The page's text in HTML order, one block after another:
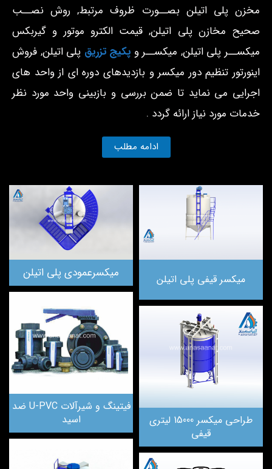
مخزن پلی اتیلن بصــورت ظروف مرتبط, روش نصــب
صحیح مخازن پلی اتیلن, قیمت الکترو موتور و گیربکس
میکســر پلی اتیلن, میکســر و پکیج تزریق پلی اتیلن, فروش
اینورتور تنظیم دور میکسر و بازديدهای دوره ای از واحد های
اجرايی می نمايد تا ضمن بررسی و بازبينی واحد مورد نظر
خدمات مورد نياز ارائه گردد .
ادامه مطلب
میکسر قیفی پلی اتیلن
طراحی میکسر 15000 لیتری
قیفی
میکسرعمودی پلی اتیلن
فیتینگ و شیرآلات U-PVC ضد
اسید